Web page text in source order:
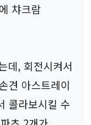
챠크람
데, 회전시켜서
견 아스트레이
콜라보시킬 수